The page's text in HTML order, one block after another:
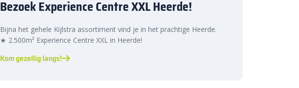
Bezoek Experience Centre XXL Heerde!
Bijna het gehele Kijlstra assortiment vind je in het prachtige Heerde.
★ 2.500m² Experience Centre XXL in Heerde!
Kom gezellig langs!